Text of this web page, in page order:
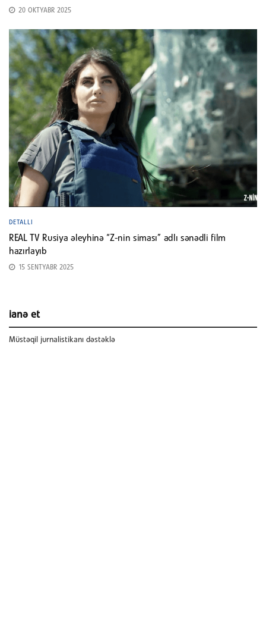
20 OKTYABR 2025
DETALLI
REAL TV Rusiya əleyhinə “Z-nin siması” adlı sənədli film
hazırlayıb
15 SENTYABR 2025
ianə et
Müstəqil jurnalistikanı dəstəklə